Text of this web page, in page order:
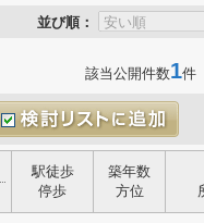
並び順：
該当公開件数1件
駅徒歩
停歩
築年数
方位